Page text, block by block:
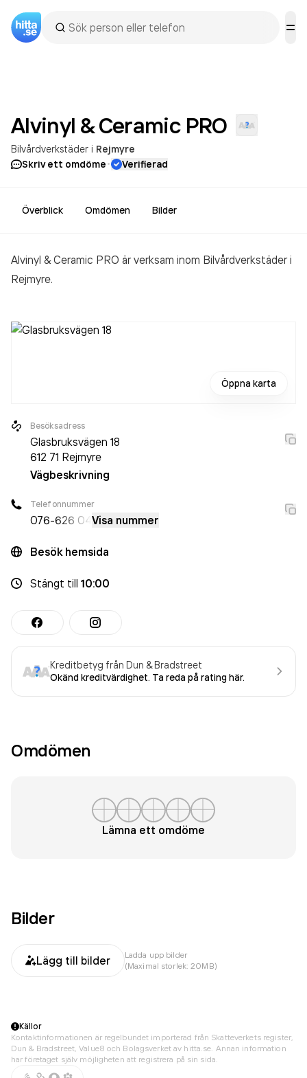
Alvinyl & Ceramic PRO
Bilvårdverkstäder i Rejmyre
Skriv ett omdöme· Verifierad
Överblick Omdömen Bilder
Alvinyl & Ceramic PRO är verksam inom Bilvårdverkstäderi
Rejmyre.
Öppna karta
Besöksadress
Glasbruksvägen 18
612 71 Rejmyre
Vägbeskrivning
Telefonnummer
076-626 04 Visa nummer
Besök hemsida
Stängt till 10:00
Kreditbetyg från Dun & Bradstreet
Okänd kreditvärdighet. Ta reda på rating här.
Omdömen
Lämna ett omdöme
Bilder
Lägg till bilder
Ladda upp bilder
(Maximal storlek: 20MB)
Källor
Kontaktinformationen är regelbundet importerad från Skatteverkets register,
Dun & Bradstreet, Value8 och Bolagsverket av hitta.se. Annan information
har företaget själv möjligheten att registrera på sin sida.